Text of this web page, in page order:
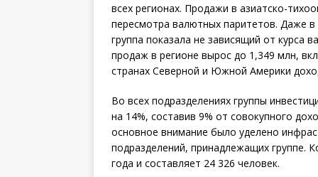
всех регионах. Продажи в азиатско-
пересмотра валютных паритетов. Даже
группа показала не зависящий от курса
продаж в регионе вырос до 1,349 млн,
странах Северной и Южной Америки
Во всех подразделениях группы
на 14%, составив 9% от совокупного
основное внимание было уделено
подразделений, принадлежащих группе.
года и составляет 24 326 человек.